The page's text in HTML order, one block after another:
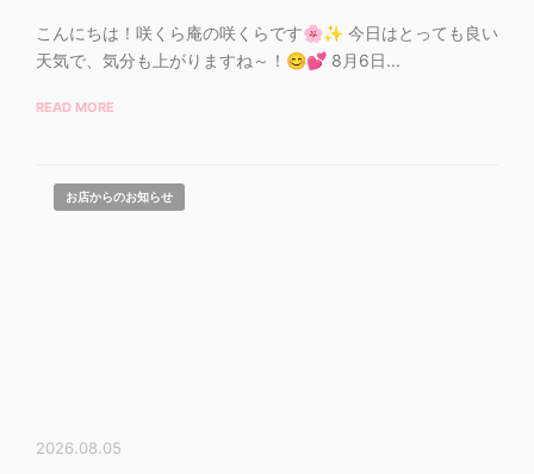
こんにちは！咲くら庵の咲くらです🌸✨ 今日はとっても良い
天気で、気分も上がりますね～！😊💕 8月6日...
READ MORE
お店からのお知らせ
2026.08.05